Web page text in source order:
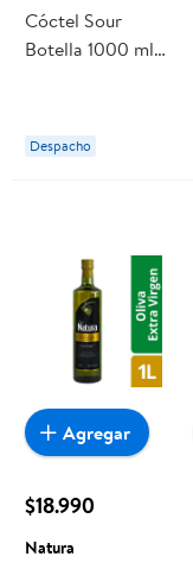
Cóctel Sour
Botella 1000 ml
Despacho
$18.990
Natura
Agregar